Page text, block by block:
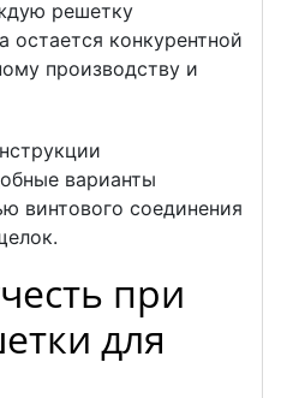
решетку
остается конкурентной
производству и
варианты
винтового соединения
при
для